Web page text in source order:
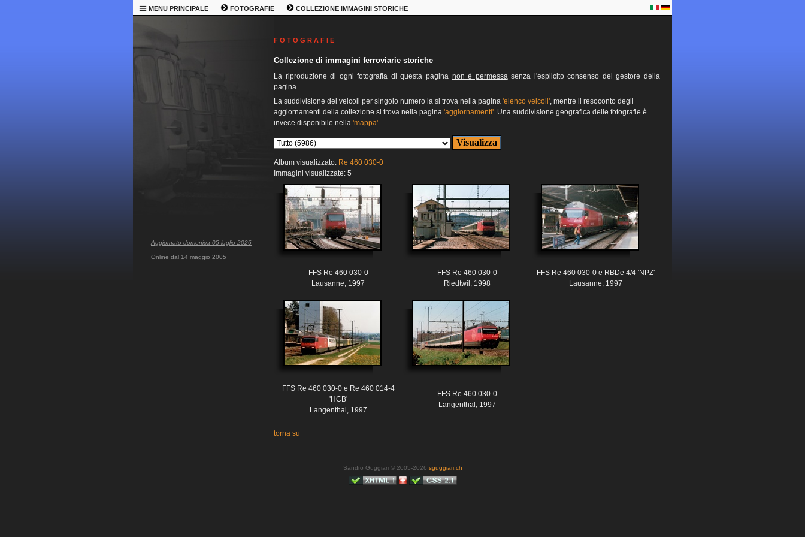
MENU PRINCIPALE FOTOGRAFIE COLLEZIONE IMMAGINI STORICHE
Aggiornato domenica 05 luglio 2026
Online dal 14 maggio 2005
F O T O G R A F I E
Collezione di immagini ferroviarie storiche
La riproduzione di ogni fotografia di questa pagina non è permessasenza l'esplicito consenso del gestore della
pagina.
La suddivisione dei veicoli per singolo numero la si trova nella pagina 'elenco veicoli', mentre il resoconto degli
aggiornamenti della collezione si trova nella pagina 'aggiornamenti'. Una suddivisione geografica delle fotografie è
invece disponibile nella 'mappa'.
Album visualizzato: Re 460 030-0
Immagini visualizzate: 5
FFS Re 460 030-0
Lausanne, 1997
FFS Re 460 030-0
Riedtwil, 1998
FFS Re 460 030-0 e RBDe 4/4 'NPZ'
Lausanne, 1997
FFS Re 460 030-0 e Re 460 014-4
'HCB'
Langenthal, 1997
FFS Re 460 030-0
Langenthal, 1997
torna su
Sandro Guggiari © 2005-2026 sguggiari.ch